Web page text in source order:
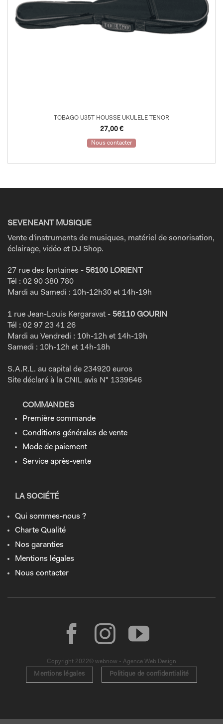
TOBAGO U35T HOUSSE UKULELE TENOR
27,00 €
Nous contacter
SEVENEANT MUSIQUE
Vente d'instruments de musiques, matériel de sonorisation,
éclairage, vidéo et DJ Shop.
27 rue des fontaines - 56100 LORIENT
Tél : 02 90 380 780
Mardi au Samedi : 10h-12h30 et 14h-19h
1 rue Jean-Louis Kergaravat - 56110 GOURIN
Tél : 02 97 23 41 26
Mardi au Vendredi : 10h-12h et 14h-19h
Samedi : 10h-12h et 14h-18h
S.A.R.L. au capital de 234920 euros
Site déclaré à la CNIL avis N° 1339646
COMMANDES
Première commande
Conditions générales de vente
Mode de paiement
Service après-vente
LA SOCIÉTÉ
Qui sommes-nous ?
Charte Qualité
Nos garanties
Mentions légales
Nous contacter
Copyright 2022© webnow - Agence Web Design
Mentions légales Politique de confidentialité